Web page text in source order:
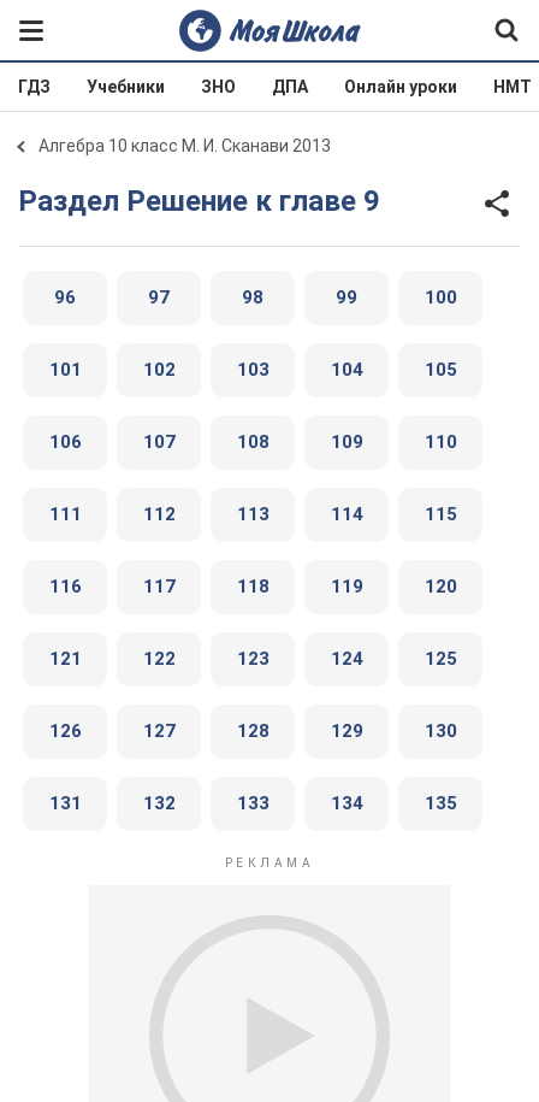
ГДЗ Учебники ЗНО ДПА Онлайн уроки НМТ
Алгебра 10 класс М. И. Сканави 2013
Раздел Решение к главе 9
96 97 98 99 100
101 102 103 104 105
106 107 108 109 110
111 112 113 114 115
116 117 118 119 120
121 122 123 124 125
126 127 128 129 130
131 132 133 134 135